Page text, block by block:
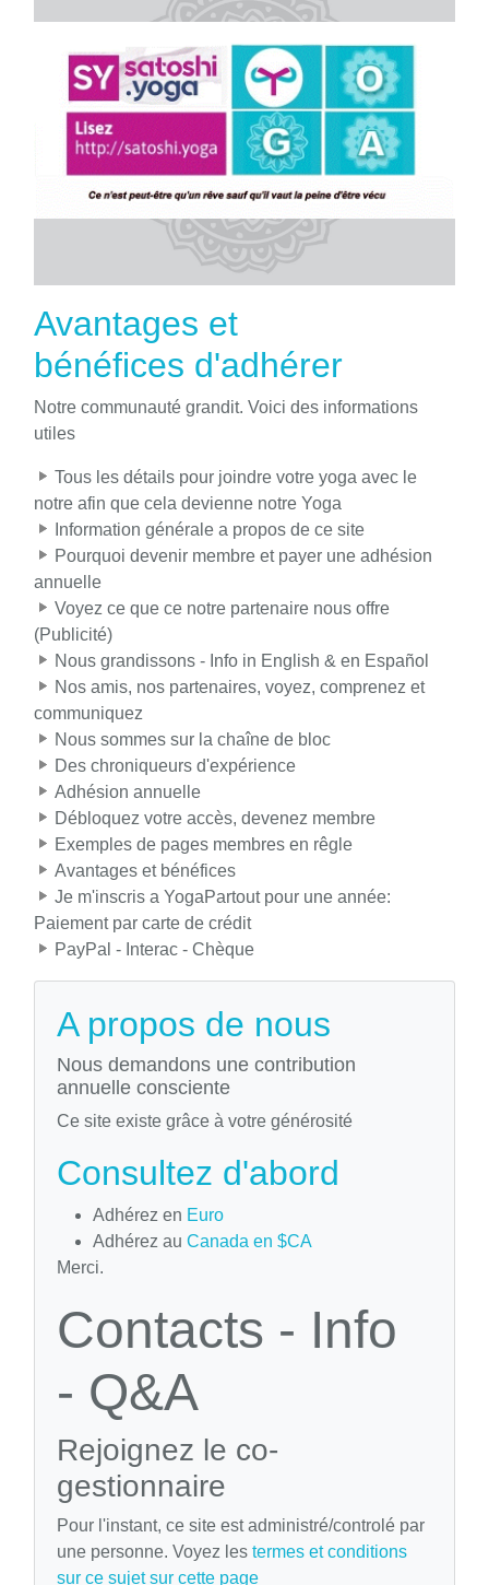
Avantages et
bénéfices d'adhérer
Notre communauté grandit. Voici des informations
utiles
Tous les détails pour joindre votre yoga avec le
notre afin que cela devienne notre Yoga
Information générale a propos de ce site
Pourquoi devenir membre et payer une adhésion
annuelle
Voyez ce que ce notre partenaire nous offre
(Publicité)
Nous grandissons - Info in English & en Español
Nos amis, nos partenaires, voyez, comprenez et
communiquez
Nous sommes sur la chaîne de bloc
Des chroniqueurs d'expérience
Adhésion annuelle
Débloquez votre accès, devenez membre
Exemples de pages membres en rêgle
Avantages et bénéfices
Je m'inscris a YogaPartout pour une année:
Paiement par carte de crédit
PayPal - Interac - Chèque
A propos de nous
Nous demandons une contribution
annuelle consciente
Ce site existe grâce à votre générosité
Consultez d'abord
Adhérez en Euro
Adhérez au Canada en $CA
Merci.
Contacts - Info
- Q&A
Rejoignez le co-
gestionnaire
Pour l'instant, ce site est administré/controlé par
une personne. Voyez les termes et conditions
sur ce sujet sur cette page